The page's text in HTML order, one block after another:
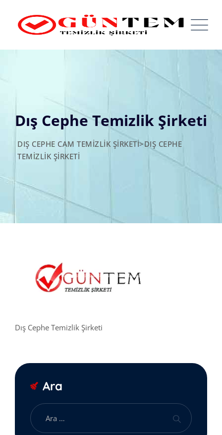
content
Dış Cephe Temizlik Şirketi
DIŞ CEPHE CAM TEMIZLIK ŞIRKETI>DIŞ CEPHE
TEMIZLIK ŞIRKETI
Dış Cephe Temizlik Şirketi
Ara